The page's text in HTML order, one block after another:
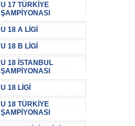
U 17 TÜRKİYE
ŞAMPİYONASI
U 18 A LİGİ
U 18 B LİGİ
U 18 İSTANBUL
ŞAMPİYONASI
U 18 LİGİ
U 18 TÜRKİYE
ŞAMPİYONASI